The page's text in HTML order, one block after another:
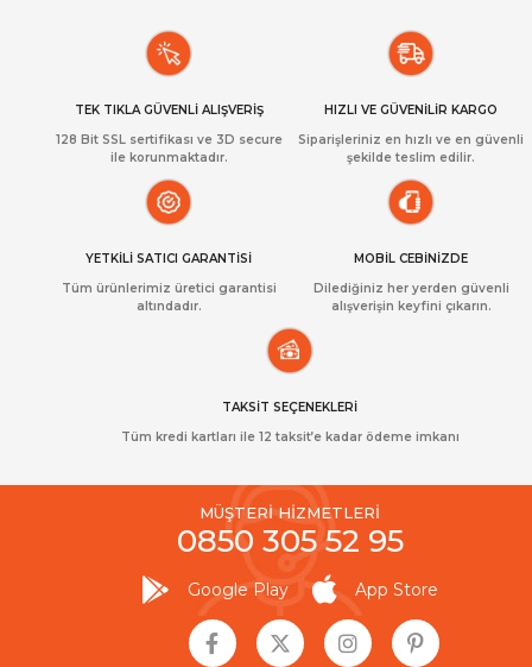
TEK TIKLA GÜVENLİ ALIŞVERİŞ
128 Bit SSL sertifikası ve 3D secure
ile korunmaktadır.
HIZLI VE GÜVENİLİR KARGO
Siparişleriniz en hızlı ve en güvenli
şekilde teslim edilir.
YETKİLİ SATICI GARANTİSİ
Tüm ürünlerimiz üretici garantisi
altındadır.
MOBİL CEBİNİZDE
Dilediğiniz her yerden güvenli
alışverişin keyfini çıkarın.
TAKSİT SEÇENEKLERİ
Tüm kredi kartları ile 12 taksit’e kadar ödeme imkanı
MÜŞTERİ HİZMETLERİ
0850 305 52 95
Google Play App Store